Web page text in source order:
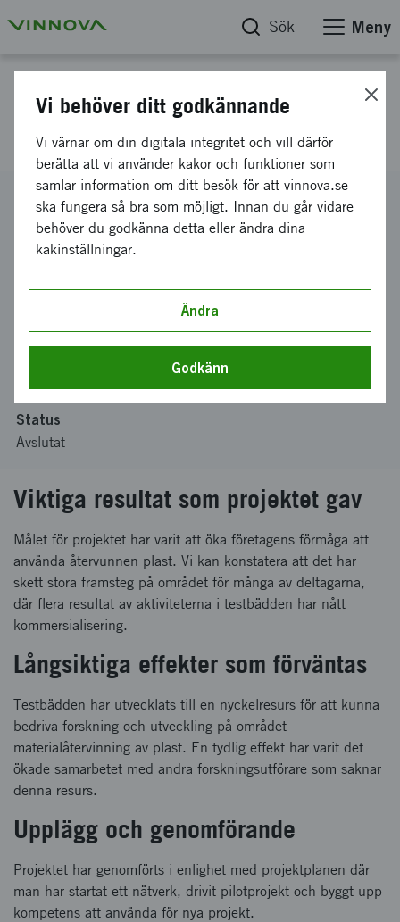
Sök Meny
Materialåtervinning av plast
Diarienummer
2014-05352
Koordinator
2 000 000 kronor
december 2014-december 2017
Status
Avslutat
Viktiga resultat som projektet gav
Målet för projektet har varit att öka företagens förmåga att
använda återvunnen plast. Vi kan konstatera att det har
skett stora framsteg på området för många av deltagarna,
där flera resultat av aktiviteterna i testbädden har nått
kommersialisering.
Långsiktiga effekter som förväntas
Testbädden har utvecklats till en nyckelresurs för att kunna
bedriva forskning och utveckling på området
materialåtervinning av plast. En tydlig effekt har varit det
ökade samarbetet med andra forskningsutförare som saknar
denna resurs.
Upplägg och genomförande
Projektet har genomförts i enlighet med projektplanen där
man har startat ett nätverk, drivit pilotprojekt och byggt upp
kompetens att använda för nya projekt.
Vi behöver ditt godkännande
Vi värnar om din digitala integritet och vill därför
berätta att vi använder kakor och funktioner som
samlar information om ditt besök för att vinnova.se
ska fungera så bra som möjligt. Innan du går vidare
behöver du godkänna detta eller ändra dina
kakinställningar.
Ändra
Godkänn